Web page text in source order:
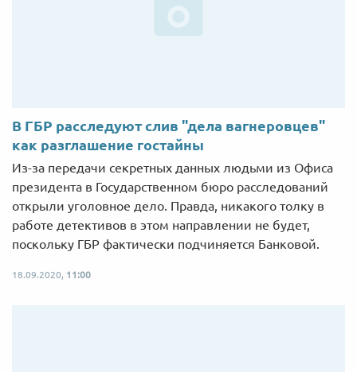
В ГБР расследуют слив "дела вагнеровцев"
как разглашение гостайны
Из-за передачи секретных данных людьми из Офиса
президента в Государственном бюро расследований
открыли уголовное дело. Правда, никакого толку в
работе детективов в этом направлении не будет,
поскольку ГБР фактически подчиняется Банковой.
18.09.2020, 11:00